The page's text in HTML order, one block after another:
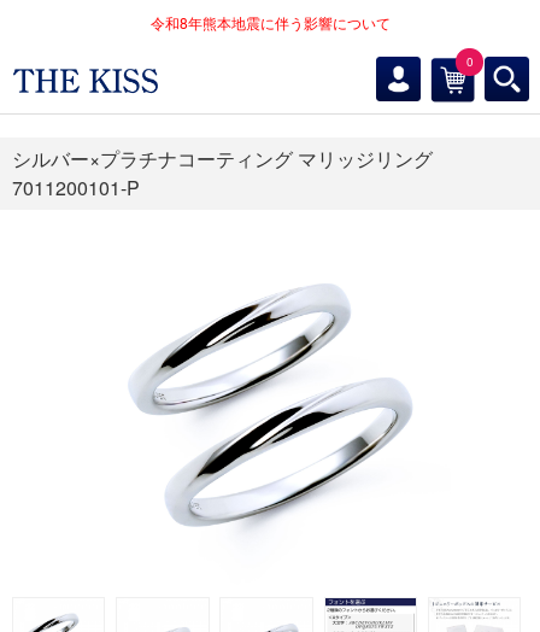
令和8年熊本地震に伴う影響について
0
シルバー×プラチナコーティング マリッジリング
7011200101-P